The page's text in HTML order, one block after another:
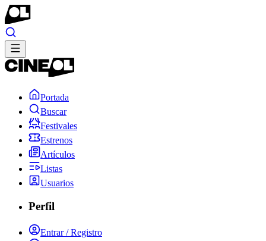
Portada
Buscar
Festivales
Estrenos
Artículos
Listas
Usuarios
Perfil
Entrar / Registro